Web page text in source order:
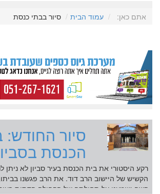
אתם כאן: עמוד הבית סיור בבתי כנסת
סיור החודש:
הכנסת
רקע היסטורי את בית הכנסת בעיר סביון לא ניתן
הקשיש של היישוב הרב דוד. את הרב פגשנו
קשה ושמענו על תחילתה של הקהילה הדתית